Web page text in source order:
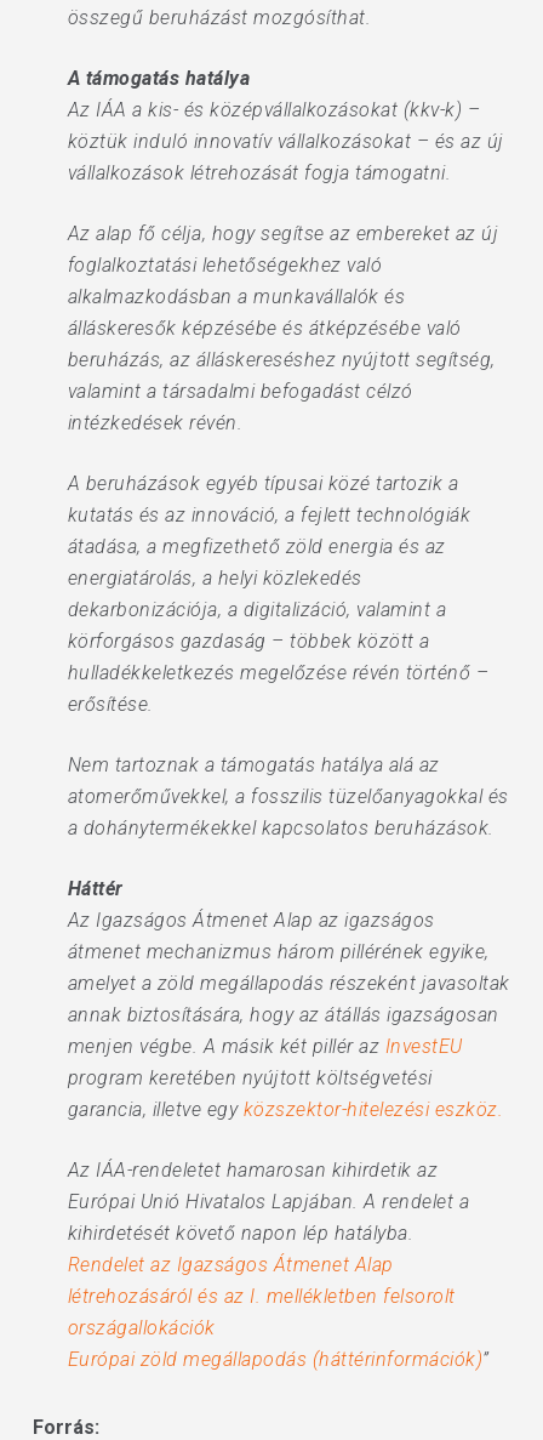
összegű beruházást mozgósíthat.
A támogatás hatálya
Az IÁA a kis- és középvállalkozásokat (kkv-k) –
köztük induló innovatív vállalkozásokat – és az új
vállalkozások létrehozását fogja támogatni.
Az alap fő célja, hogy segítse az embereket az új
foglalkoztatási lehetőségekhez való
alkalmazkodásban a munkavállalók és
álláskeresők képzésébe és átképzésébe való
beruházás, az álláskereséshez nyújtott segítség,
valamint a társadalmi befogadást célzó
intézkedések révén.
A beruházások egyéb típusai közé tartozik a
kutatás és az innováció, a fejlett technológiák
átadása, a megfizethető zöld energia és az
energiatárolás, a helyi közlekedés
dekarbonizációja, a digitalizáció, valamint a
körforgásos gazdaság – többek között a
hulladékkeletkezés megelőzése révén történő –
erősítése.
Nem tartoznak a támogatás hatálya alá az
atomerőművekkel, a fosszilis tüzelőanyagokkal és
a dohánytermékekkel kapcsolatos beruházások.
Háttér
Az Igazságos Átmenet Alap az igazságos
átmenet mechanizmus három pillérének egyike,
amelyet a zöld megállapodás részeként javasoltak
annak biztosítására, hogy az átállás igazságosan
menjen végbe. A másik két pillér az InvestEU
program keretében nyújtott költségvetési
garancia, illetve egy közszektor-hitelezési eszköz.
Az IÁA-rendeletet hamarosan kihirdetik az
Európai Unió Hivatalos Lapjában. A rendelet a
kihirdetését követő napon lép hatályba.
Rendelet az Igazságos Átmenet Alap
létrehozásáról és az I. mellékletben felsorolt
országallokációk
Európai zöld megállapodás (háttérinformációk)”
Forrás: